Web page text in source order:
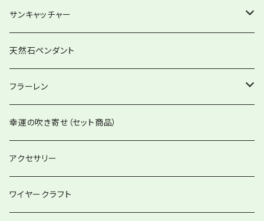
サンキャッチャー
ストレートタイプ
グローリーサンキャッチャー
12item Suncatcher®︎
ハートminiサンキャッチャー
バッグチャーム兼用
天然石ペンダント
フラーレン
フラーレンペンダント
幸運の吹き寄せ（セット商品）
アクセサリー
ワイヤークラフト